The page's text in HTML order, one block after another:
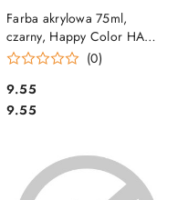
Farba akrylowa 75ml,
czarny, Happy Color HA
7370 0075-9 (0)
Cena:
9.55
Cena:
9.55
DO KOSZYKA